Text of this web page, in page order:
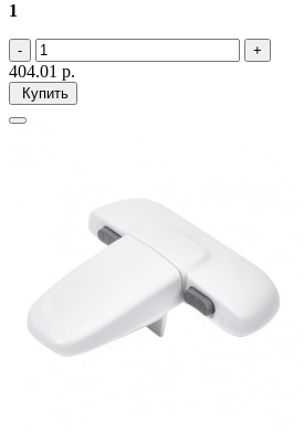
1
404.01 р.
Купить